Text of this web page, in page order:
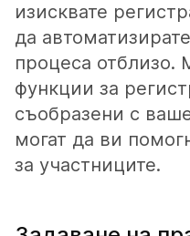
изисквате
да
процеса отблизо.
функции за
съобразени с
могат да ви
за участниците.